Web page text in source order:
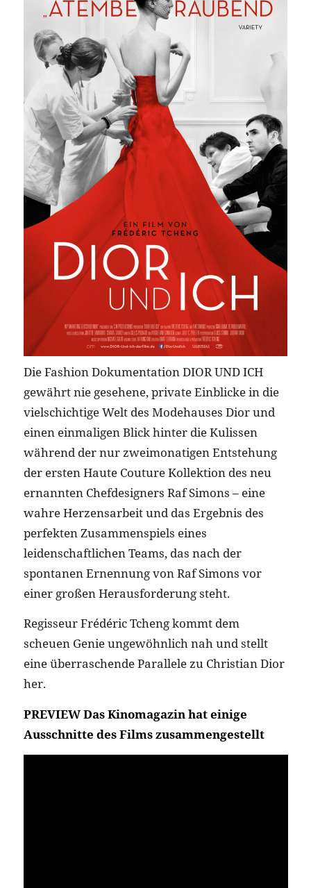
Die Fashion Dokumentation DIOR UND ICH
gewährt nie gesehene, private Einblicke in die
vielschichtige Welt des Modehauses Dior und
einen einmaligen Blick hinter die Kulissen
während der nur zweimonatigen Entstehung
der ersten Haute Couture Kollektion des neu
ernannten Chefdesigners Raf Simons – eine
wahre Herzensarbeit und das Ergebnis des
perfekten Zusammenspiels eines
leidenschaftlichen Teams, das nach der
spontanen Ernennung von Raf Simons vor
einer großen Herausforderung steht.
Regisseur Frédéric Tcheng kommt dem
scheuen Genie ungewöhnlich nah und stellt
eine überraschende Parallele zu Christian Dior
her.
PREVIEW Das Kinomagazin hat einige
Ausschnitte des Films zusammengestellt